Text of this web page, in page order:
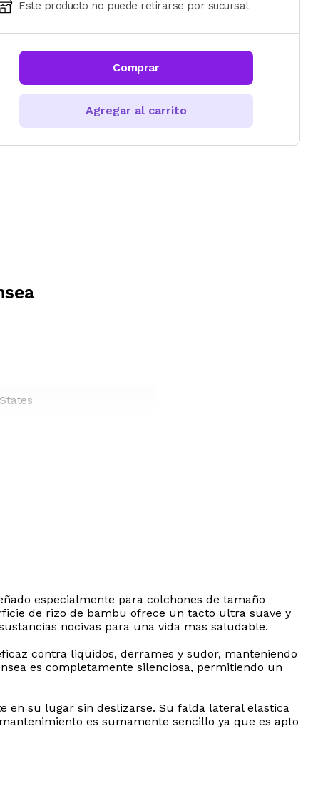
Ingresá código postal (sólo números)
CALCULAR
Este producto no puede retirarse por sucursal
Comprar
Agregar al carrito
especialmente para colchones de tamaño
de rizo de bambu ofrece un tacto ultra suave y
nocivas para una vida mas saludable.
contra liquidos, derrames y sudor, manteniendo
es completamente silenciosa, permitiendo un
en su lugar sin deslizarse. Su falda lateral elastica
es sumamente sencillo ya que es apto